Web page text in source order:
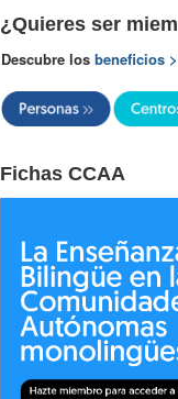
¿Quieres ser
Descubre los beneficios
Fichas CCAA